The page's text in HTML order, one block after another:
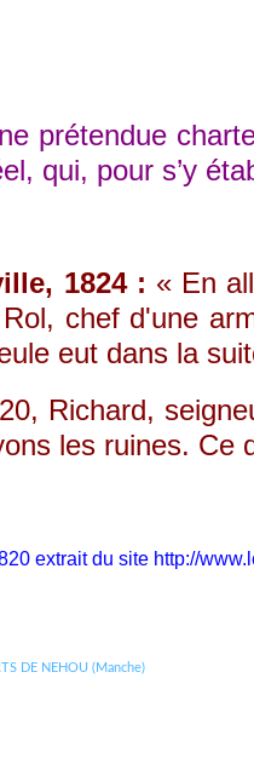
qui, pour s’y
1824 : « En
chef d'une
eut dans la
Richard,
les ruines. Ce
extrait du site http://